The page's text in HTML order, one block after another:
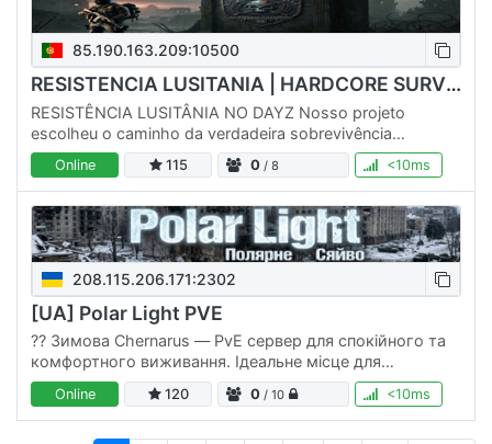
85.190.163.209:10500
RESISTENCIA LUSITANIA | HARDCORE SURVIVAL
RESISTÊNCIA LUSITÂNIA NO DAYZ Nosso projeto
escolheu o caminho da verdadeira sobrevivência
hardcore no cruel mundo do apocalipse zumbi. Aqui, tudo
que é encontrado tem…
Online 115 0 / 8 <10ms
208.115.206.171:2302
[UA] Polar Light PVE
??️ Зимова Chernarus — PvE сервер для спокійного та
комфортного виживання. Ідеальне місце для
відпочинку без зайвого стресу. 🔹 PvE-орієнтований
геймплей 🔹 Данжі, крафт,…
Online 120 0 / 10 <10ms